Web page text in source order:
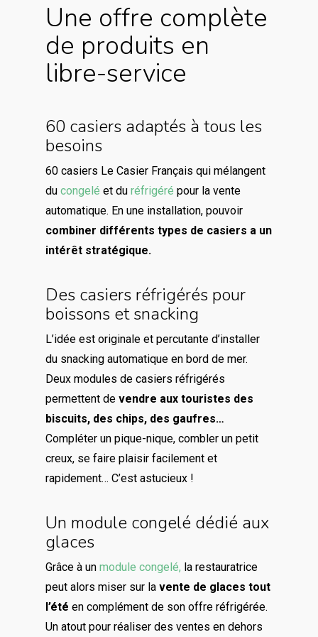
Une offre complète
de produits en
libre-service
60 casiers adaptés à tous les
besoins
60 casiers Le Casier Français qui mélangent
du congelé et du réfrigéré pour la vente
automatique. En une installation, pouvoir
combiner différents types de casiers a un
intérêt stratégique.
Des casiers réfrigérés pour
boissons et snacking
L’idée est originale et percutante d’installer
du snacking automatique en bord de mer.
Deux modules de casiers réfrigérés
permettent de vendre aux touristes des
biscuits, des chips, des gaufres…
Compléter un pique-nique, combler un petit
creux, se faire plaisir facilement et
rapidement… C’est astucieux !
Un module congelé dédié aux
glaces
Grâce à un module congelé, la restauratrice
peut alors miser sur la vente de glaces tout
l’été en complément de son offre réfrigérée.
Un atout pour réaliser des ventes en dehors